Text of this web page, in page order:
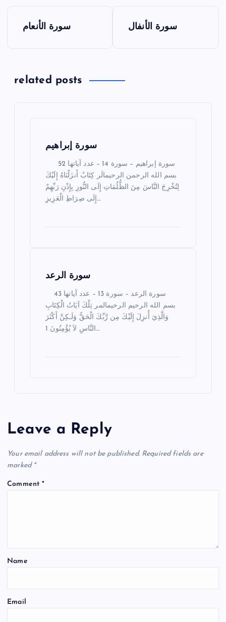
سورة الأنعام سورة الأنفال
related posts
سورة إبراهيم
بسم الله الرحمن الرحيمالَر كِتَابٌ أَنزَلْنَاهُ إِلَيْكَ
لِتُخْرِجَ النَّاسَ مِنَ الظُّلُمَاتِ إِلَى النُّورِ بِإِذْنِ رَبِّهِمْ
إِلَى صِرَاطِ الْعَزِيزِ…
سورة الرعد
بسم الله الرحيم الرحيمالمر تِلْكَ آيَاتُ الْكِتَابِ
وَالَّذِيَ أُنزِلَ إِلَيْكَ مِن رَّبِّكَ الْحَقُّ وَلَـكِنَّ أَكْثَرَ
النَّاسِ لاَ يُؤْمِنُونَ 1…
Leave a Reply
Your email address will not be published. Required fields are
marked *
Comment*
Name
Email